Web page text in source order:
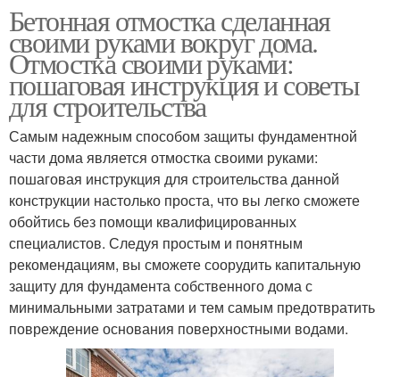
Бетонная отмостка сделанная
своими руками вокруг дома.
Отмостка своими руками:
пошаговая инструкция и советы
для строительства
Самым надежным способом защиты фундаментной
части дома является отмостка своими руками:
пошаговая инструкция для строительства данной
конструкции настолько проста, что вы легко сможете
обойтись без помощи квалифицированных
специалистов. Следуя простым и понятным
рекомендациям, вы сможете соорудить капитальную
защиту для фундамента собственного дома с
минимальными затратами и тем самым предотвратить
повреждение основания поверхностными водами.